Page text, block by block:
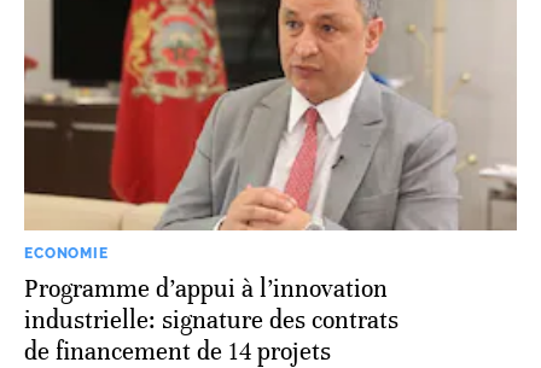
ECONOMIE
Programme d’appui à l’innovation
industrielle: signature des contrats
de financement de 14 projets